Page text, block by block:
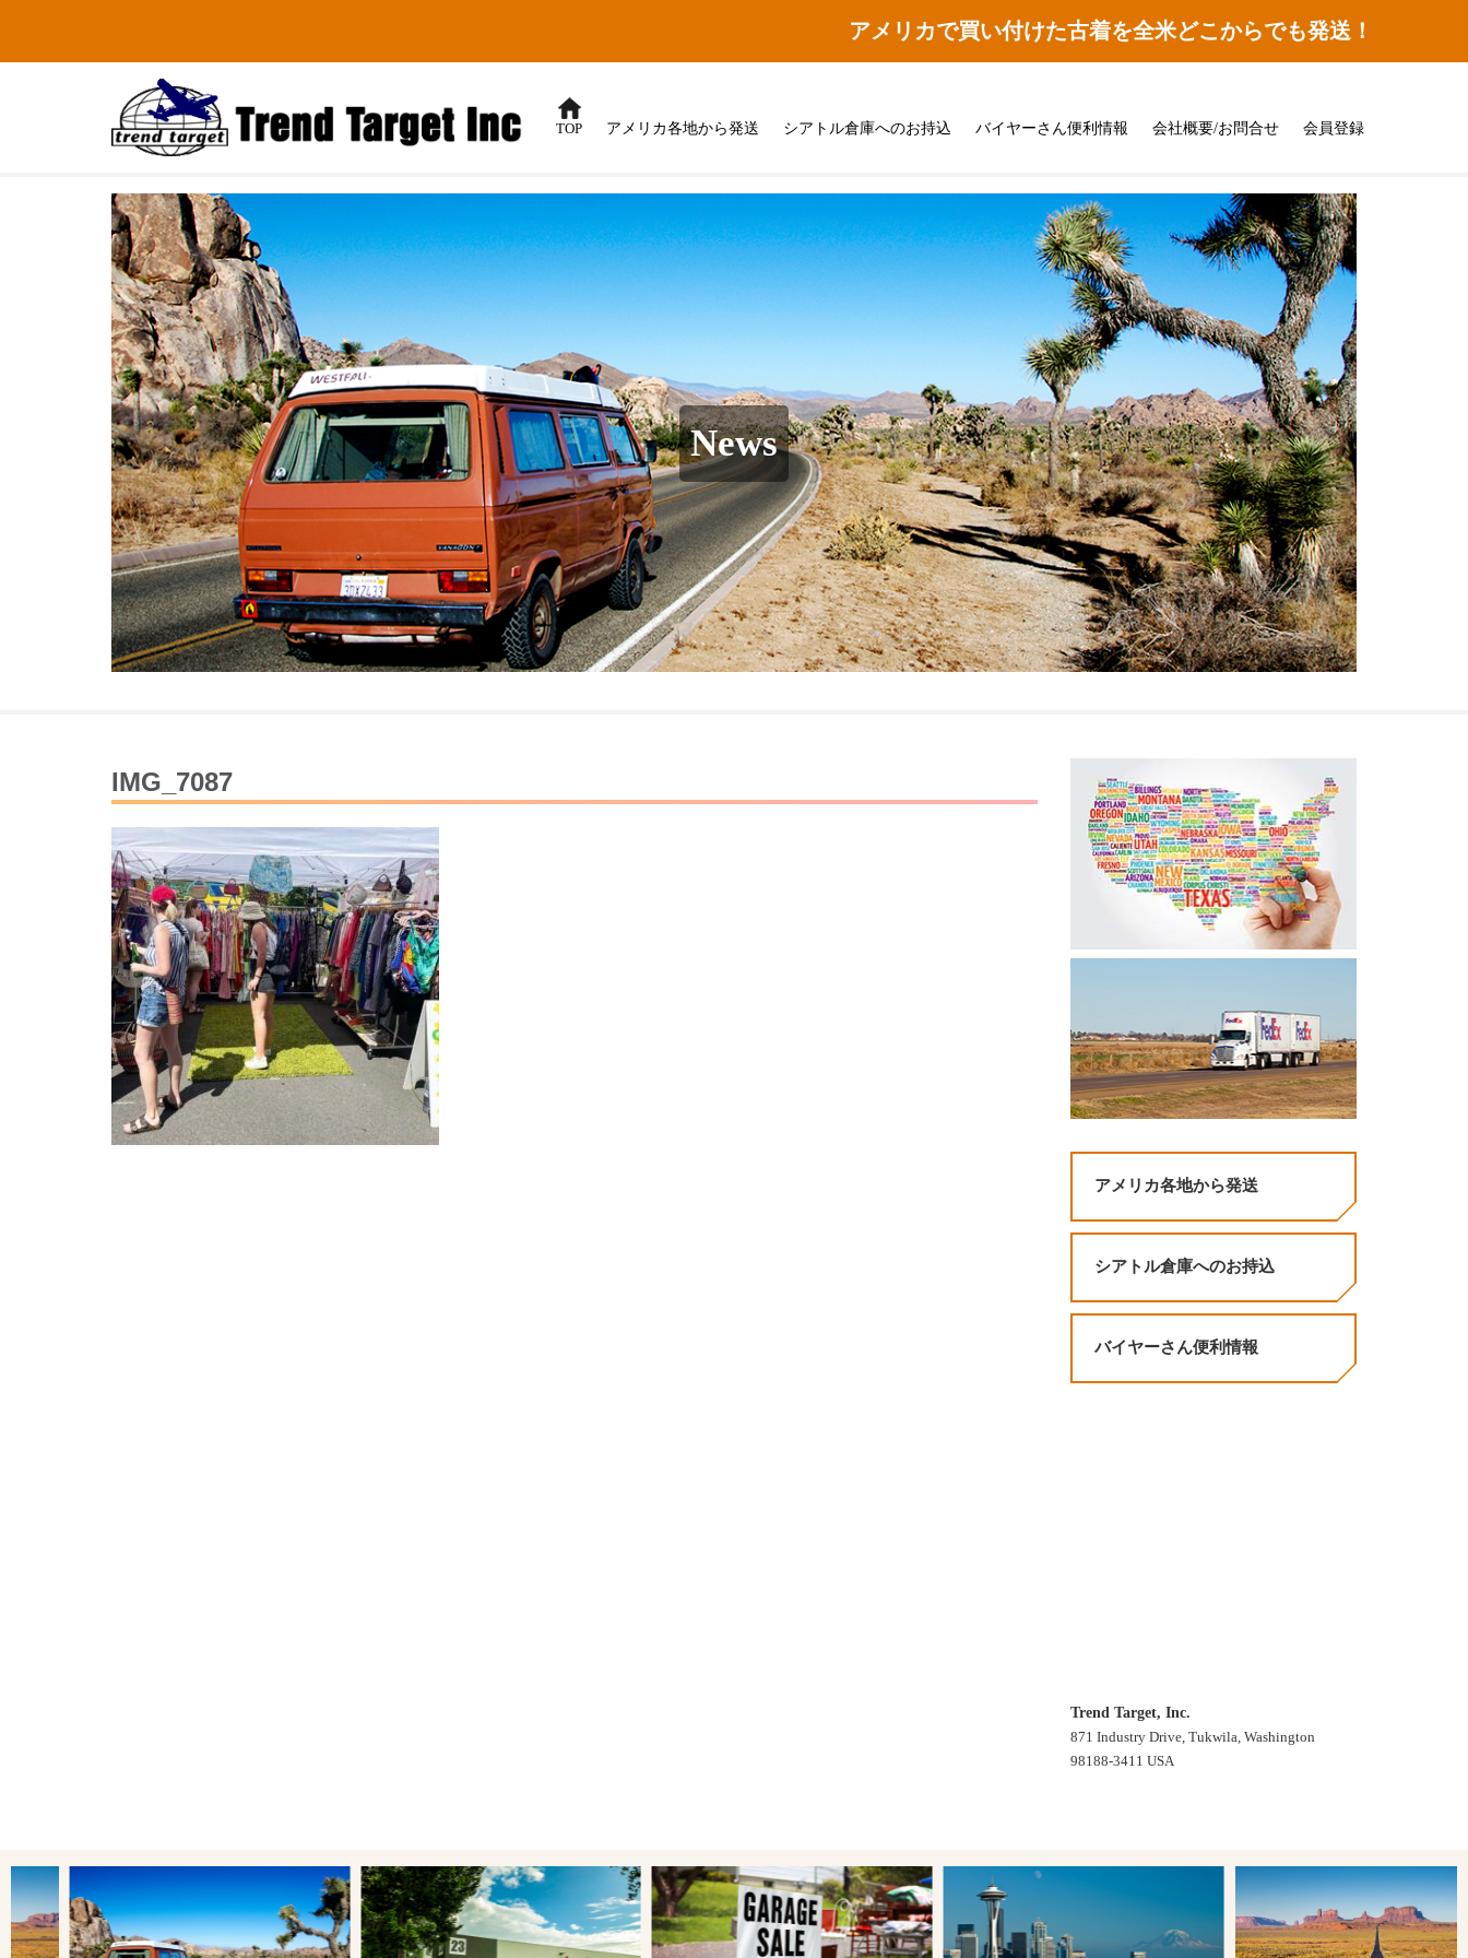
アメリカで買い付けた古着を全米どこからでも発送！
TOP アメリカ各地から発送 シアトル倉庫へのお持込 バイヤーさん便利情報 会社概要/お問合せ 会員登録
News
IMG_7087
アメリカ各地から発送
シアトル倉庫へのお持込
バイヤーさん便利情報
Trend Target, Inc.
871 Industry Drive, Tukwila, Washington
98188-3411 USA